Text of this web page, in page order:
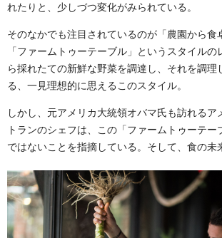
れたりと、少しづつ変化がみられている。
そのなかでも注目されているのが「農園から食
「ファームトゥーテーブル」というスタイル
ら採れたての新鮮な野菜を調達し、それを調理
る、一見理想的に思えるこのスタイル。
しかし、元アメリカ大統領オバマ氏も訪れるア
トランのシェフは、この「ファームトゥーテー
ではないことを指摘している。そして、食の未